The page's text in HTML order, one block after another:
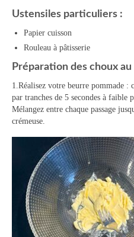
Légumes
Pâtes Riz Polenta
Poissons
Tartes Pizzas Croq’
Viandes
Bavarois Charlottes
Brownies Cookies
Cakes Cheesecakes
Caramel Compotes
Ustensiles particuliers :
Papier cuisson
Rouleau à pâtisserie
Préparation des choux
1.Réalisez votre beurre pommade :
par tranches de 5 secondes à faible
Mélangez entre chaque passage
crémeuse.